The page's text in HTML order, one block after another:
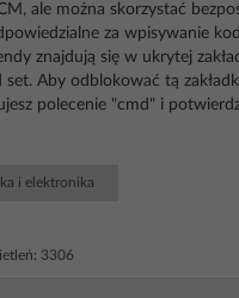
ale można skorzystać
za wpisywanie
znajdują się w ukrytej
Aby odblokować tą
polecenie "cmd" i
i elektronika
3306